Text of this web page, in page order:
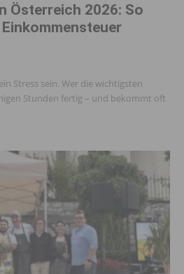
Österreich 2026: So
Stress sein. Wer die wichtigsten
Stunden fertig – und bekommt oft